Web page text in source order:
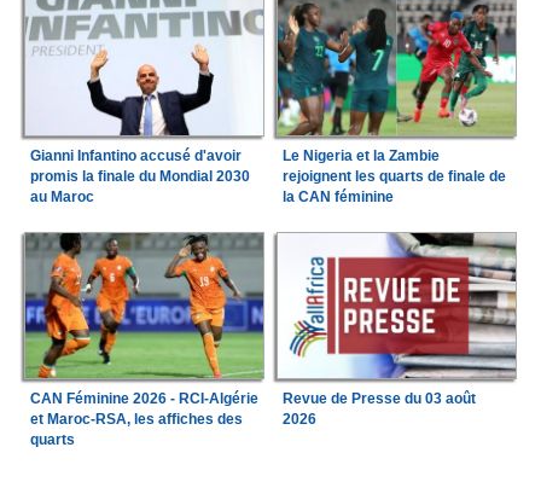
Gianni Infantino accusé d'avoir
promis la finale du Mondial 2030
au Maroc
Le Nigeria et la Zambie
rejoignent les quarts de finale de
la CAN féminine
CAN Féminine 2026 - RCI-Algérie
et Maroc-RSA, les affiches des
quarts
Revue de Presse du 03 août
2026